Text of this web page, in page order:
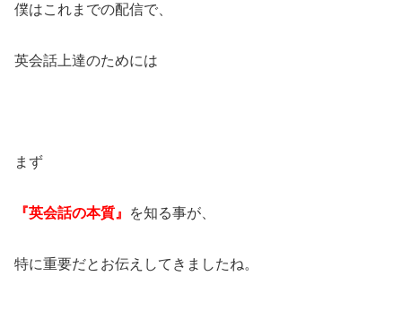
僕はこれまでの配信で、
英会話上達のためには
まず
『英会話の本質』 を知る事が、
特に重要だとお伝えしてきましたね。